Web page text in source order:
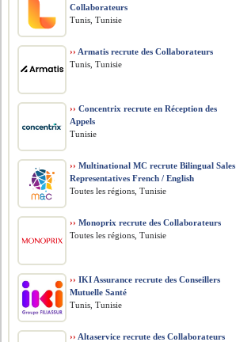
Collaborateurs
Tunis, Tunisie
›› Armatis recrute des Collaborateurs
Tunis, Tunisie
›› Concentrix recrute en Réception des
Appels
Tunisie
›› Multinational MC recrute Bilingual Sales
Representatives French / English
Toutes les régions, Tunisie
›› Monoprix recrute des Collaborateurs
Toutes les régions, Tunisie
›› IKI Assurance recrute des Conseillers
Mutuelle Santé
Tunis, Tunisie
›› Altaservice recrute des Collaborateurs